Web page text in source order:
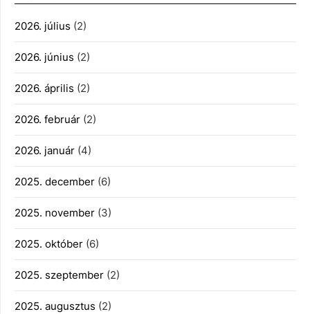
2026. július (2)
2026. június (2)
2026. április (2)
2026. február (2)
2026. január (4)
2025. december (6)
2025. november (3)
2025. október (6)
2025. szeptember (2)
2025. augusztus (2)